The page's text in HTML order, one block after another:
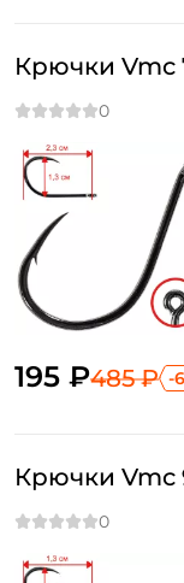
Крючки Vmc
195 ₽485 ₽ -
Крючки Vmc